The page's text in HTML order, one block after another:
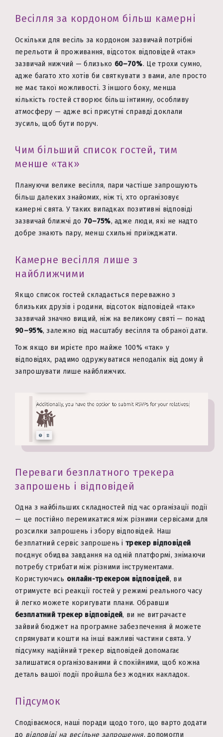
Весілля за кордоном більш камерні
Оскільки для весіль за кордоном зазвичай потрібні
перельоти й проживання, відсоток відповідей «так»
зазвичай нижчий — близько 60–70%. Це трохи сумно,
адже багато хто хотів би святкувати з вами, але просто
не має такої можливості. З іншого боку, менша
кількість гостей створює більш інтимну, особливу
атмосферу — адже всі присутні справді доклали
зусиль, щоб бути поруч.
Чим більший список гостей, тим
менше «так»
Плануючи велике весілля, пари частіше запрошують
більш далеких знайомих, ніж ті, хто організовує
камерні свята. У таких випадках позитивні відповіді
зазвичай ближчі до 70–75%, адже люди, які не надто
добре знають пару, менш схильні приїжджати.
Камерне весілля лише з
найближчими
Якщо список гостей складається переважно з
близьких друзів і родини, відсоток відповідей «так»
зазвичай значно вищий, ніж на великому святі — понад
90–95%, залежно від масштабу весілля та обраної дати.
Тож якщо ви мрієте про майже 100% «так» у
відповідях, радимо одружуватися неподалік від дому й
запрошувати лише найближчих.
Переваги безплатного трекера
запрошень і відповідей
Одна з найбільших складностей під час організації події
— це постійно перемикатися між різними сервісами для
розсилки запрошень і збору відповідей. Наш
безплатний сервіс запрошень ітрекер відповідей
поєднує обидва завдання на одній платформі, знімаючи
потребу стрибати між різними інструментами.
Користуючись онлайн-трекером відповідей, ви
отримуєте всі реакції гостей у режимі реального часу
й легко можете коригувати плани. Обравши
безплатний трекер відповідей, ви не витрачаєте
зайвий бюджет на програмне забезпечення й можете
спрямувати кошти на інші важливі частини свята. У
підсумку надійний трекер відповідей допомагає
залишатися організованими й спокійними, щоб кожна
деталь вашої події пройшла без жодних накладок.
Підсумок
Сподіваємося, наші поради щодо того, що варто додати
до відповіді на весільне запрошення, допомогли